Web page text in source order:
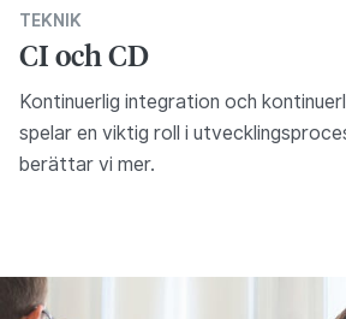
TEKNIK
CI och CD
Kontinuerlig integration och
spelar en viktig roll i
berättar vi mer.